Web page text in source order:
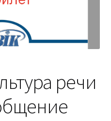
и муниципальное
речи